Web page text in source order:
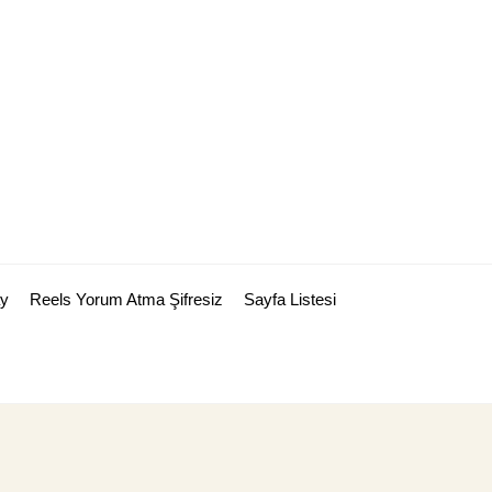
Reels Yorum Atma Şifresiz Sayfa Listesi